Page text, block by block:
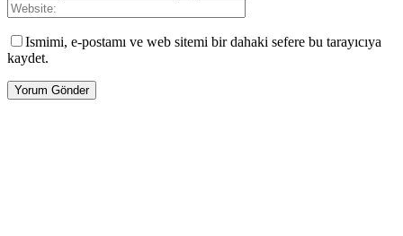
Ismimi, e-postamı ve web sitemi bir dahaki sefere bu tarayıcıya
kaydet.